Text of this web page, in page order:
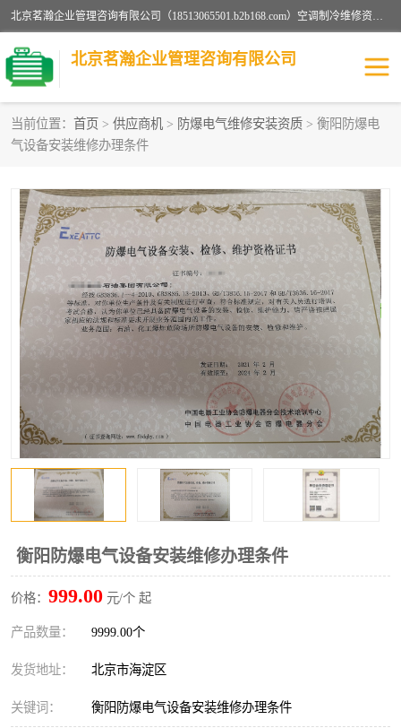
北京茗瀚企业管理咨询有限公司（18513065501.b2b168.com）空调制冷维修资质,油烟管道清洗资质,清洗行业资质公司秉承“顾客至上，锐意进缺的经营理念，我们提供高质量的产品，坚持“客户”的原则为广大客户提供贴心服务。如果你对公司的产品感兴趣，可以联系高经理，我们会用好的产品和服务让您满意。
北京茗瀚企业管理咨询有限公司
当前位置： 首页 > 供应商机 > 防爆电气维修安装资质 > 衡阳防爆电
气设备安装维修办理条件
衡阳防爆电气设备安装维修办理条件
价格： 999.00 元/个 起
产品数量： 9999.00个
发货地址： 北京市海淀区
关键词： 衡阳防爆电气设备安装维修办理条件
烟道清洗资质
清洗资质 认证服务
防爆电气维修安装资质 空调制冷维修安装资质
矿用设备检修资质